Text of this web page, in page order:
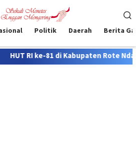
Politik Daerah Berita
Ndao, 322 Siswa Bersaing dalam